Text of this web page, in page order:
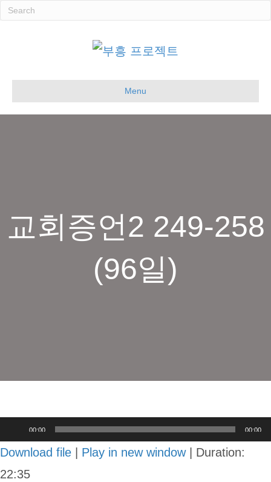
Menu
교회증언2 249-258
(96일)
Audio
Player
00:00 00:00
Download file Play in new window| Duration:
22:35